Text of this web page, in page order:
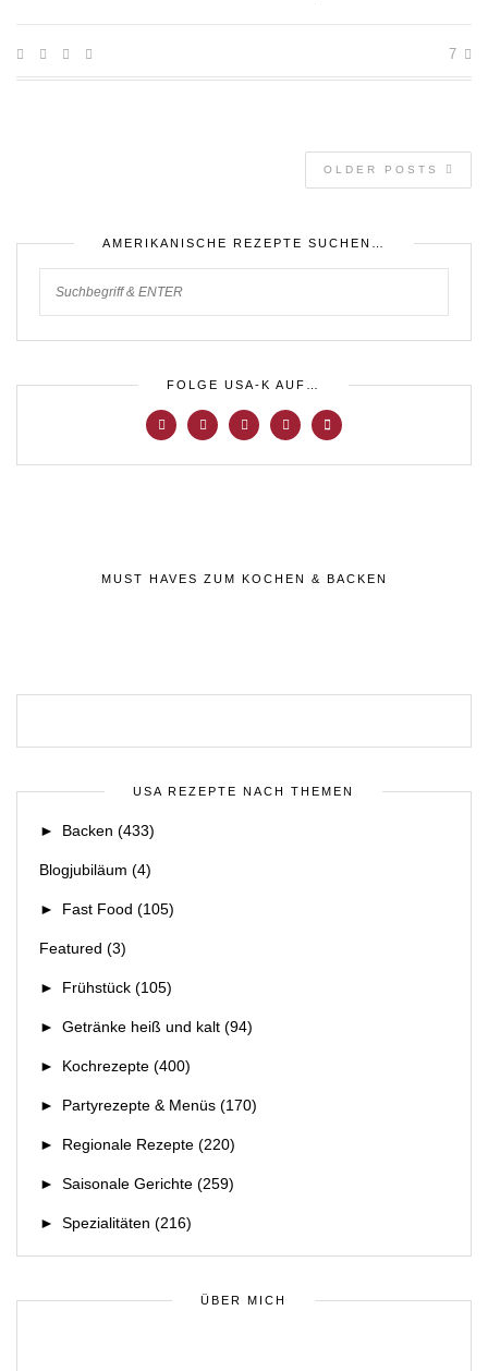
7
OLDER POSTS
AMERIKANISCHE REZEPTE SUCHEN…
FOLGE USA-K AUF…
MUST HAVES ZUM KOCHEN & BACKEN
USA REZEPTE NACH THEMEN
► Backen (433)
Blogjubiläum (4)
► Fast Food (105)
Featured (3)
► Frühstück (105)
► Getränke heiß und kalt (94)
► Kochrezepte (400)
► Partyrezepte & Menüs (170)
► Regionale Rezepte (220)
► Saisonale Gerichte (259)
► Spezialitäten (216)
ÜBER MICH